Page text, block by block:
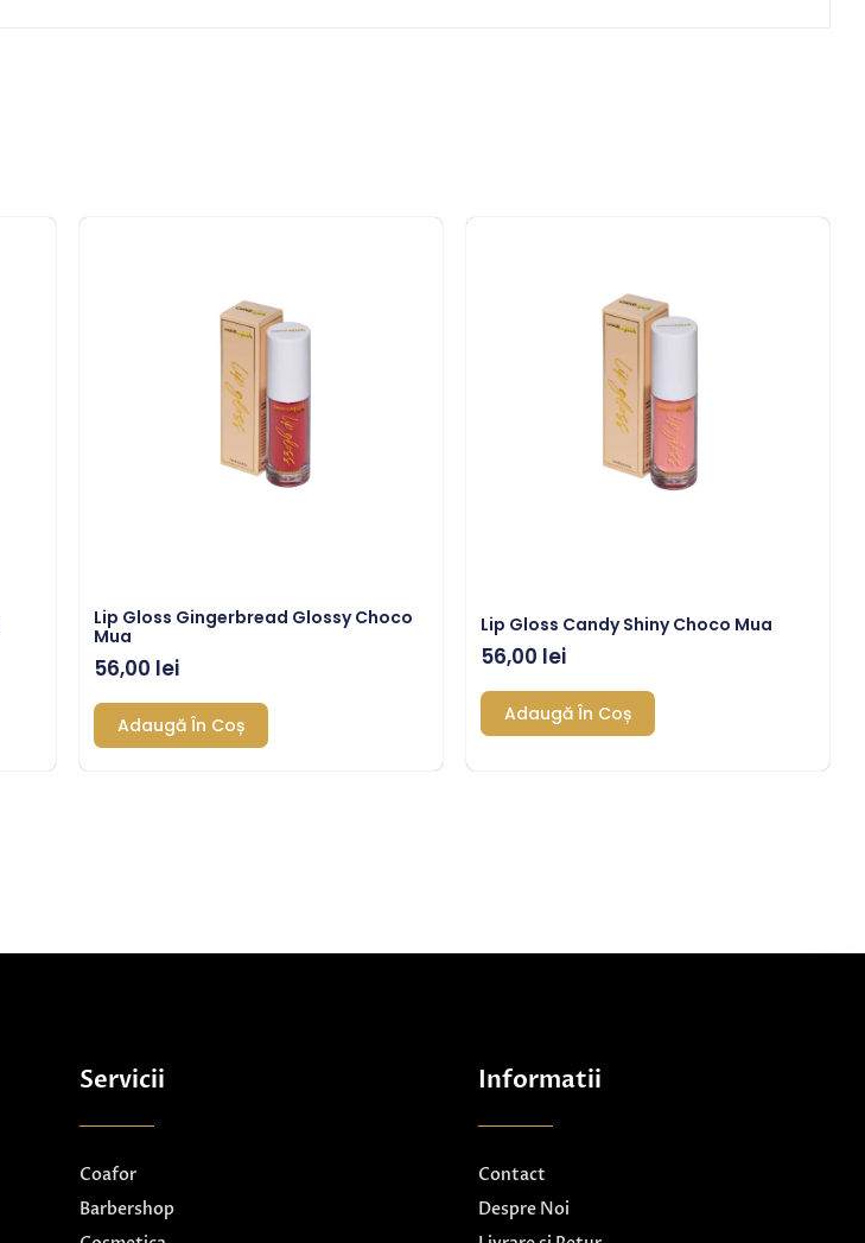
Lip Gloss Gingerbread Glossy Choco
Mua
56,00 lei
Adaugă În Coș
Lip Gloss Candy Shiny Choco Mua
56,00 lei
Adaugă În Coș
Servicii
Coafor
Barbershop
Informatii
Contact
Despre Noi